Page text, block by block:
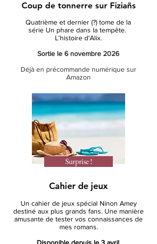
Coup de tonnerre sur Fiziañs
Quatrième et dernier (?) tome de la
série Un phare dans la tempête.
L'histoired'Alix.
Sortie le 6 novembre 2026
Déjà en précommande numérique sur
Amazon
Surprise !
Cahier de jeux
Un cahier de jeux spécial Ninon Amey
destiné aux plus grands fans. Une manière
amusante de tester vos connaissances de
mes romans.